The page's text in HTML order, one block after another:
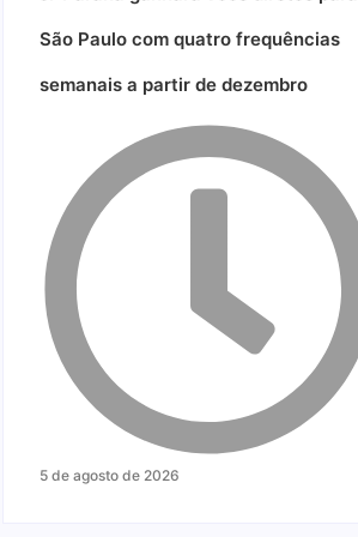
São Paulo com quatro frequências
semanais a partir de dezembro
5 de agosto de 2026